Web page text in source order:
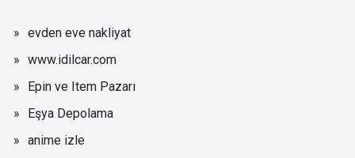
evden eve nakliyat
www.idilcar.com
Epin ve Item Pazarı
Eşya Depolama
anime izle